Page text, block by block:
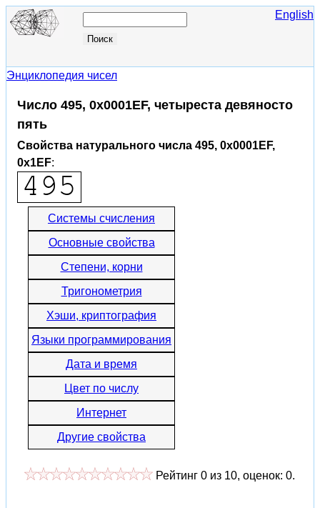
English
Энциклопедия чисел
Число 495, 0x0001EF, четыреста девяносто
пять
Свойства натурального числа 495, 0x0001EF,
0x1EF:
Системы счисления
Основные свойства
Степени, корни
Тригонометрия
Хэши, криптография
Языки программирования
Дата и время
Цвет по числу
Интернет
Другие свойства
Рейтинг 0 из 10, оценок: 0.